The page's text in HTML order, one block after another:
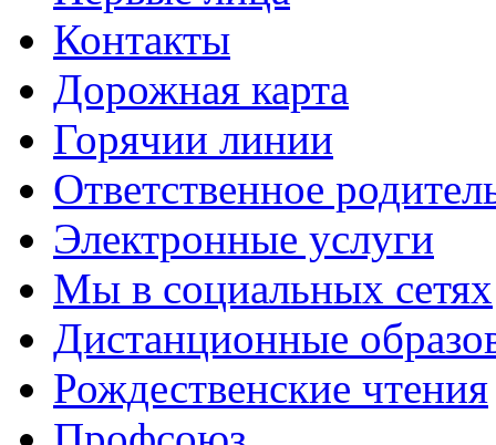
Контакты
Дорожная карта
Горячии линии
Ответственное
Электронные услуги
Мы в социальных сетях
Дистанционные
Рождественские чтения